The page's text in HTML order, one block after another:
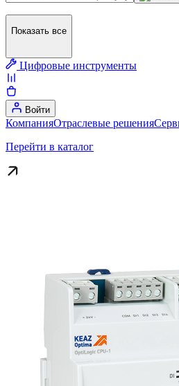
Показать все
Цифровые инструменты
Войти
КомпанияОтраслевые решения
Перейти в каталог